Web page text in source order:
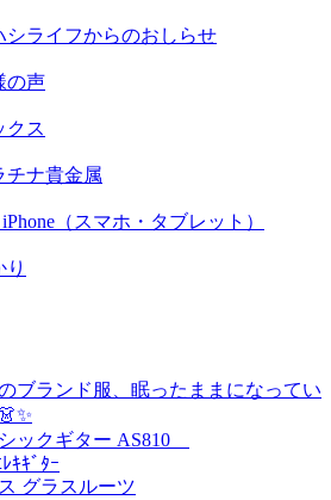
シライフからのおしらせ
の声
クス
チナ貴金属
（スマホ・タブレット）
り
ブランド服、眠ったままになってい
ックギター AS810
ｷｷﾞﾀｰ
グラスルーツ